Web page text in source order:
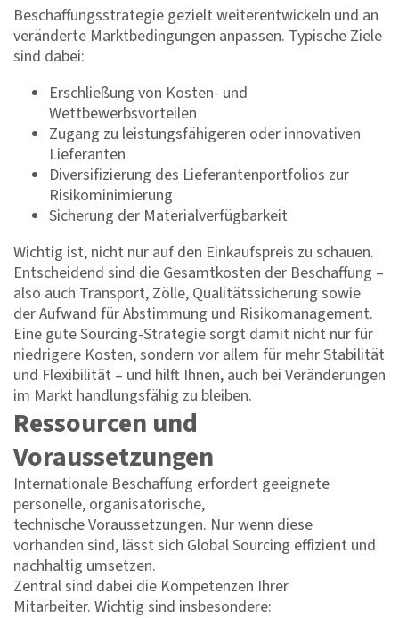
Beschaffungsstrategie gezielt weiterentwickeln und an
veränderte Marktbedingungen anpassen. Typische Ziele
sind dabei:
Erschließung von Kosten- und
Wettbewerbsvorteilen
Zugang zu leistungsfähigeren oder innovativen
Lieferanten
Diversifizierung des Lieferantenportfolios zur
Risikominimierung
Sicherung der Materialverfügbarkeit
Wichtig ist, nicht nur auf den Einkaufspreis zu schauen.
Entscheidend sind die Gesamtkosten der Beschaffung –
also auch Transport, Zölle, Qualitätssicherung sowie
der Aufwand für Abstimmung und Risikomanagement.
Eine gute Sourcing-Strategie sorgt damit nicht nur für
niedrigere Kosten, sondern vor allem für mehr Stabilität
und Flexibilität – und hilft Ihnen, auch bei Veränderungen
im Markt handlungsfähig zu bleiben.
Ressourcen und
Voraussetzungen
Internationale Beschaffung erfordert geeignete
personelle, organisatorische,
technische Voraussetzungen. Nur wenn diese
vorhanden sind, lässt sich Global Sourcing effizient und
nachhaltig umsetzen.
Zentral sind dabei die Kompetenzen Ihrer
Mitarbeiter. Wichtig sind insbesondere: